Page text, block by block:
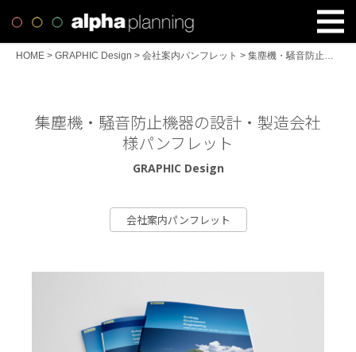
HOME > GRAPHIC Design > 会社案内パンフレット > 集塵機・騒音防止機器の設計・製造会社様パンフレット
集塵機・騒音防止機器の設計・製造会社
様パンフレット
GRAPHIC Design
会社案内パンフレット